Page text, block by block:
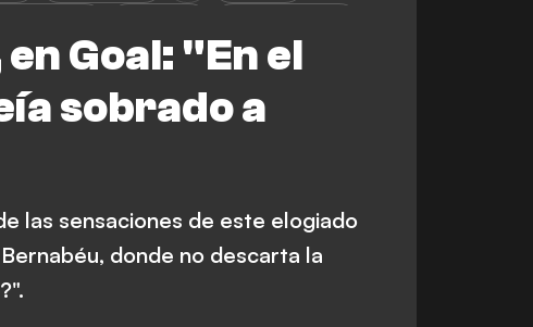
Goal: "En el
sobrado a
las sensaciones de este elogiado
donde no descarta la